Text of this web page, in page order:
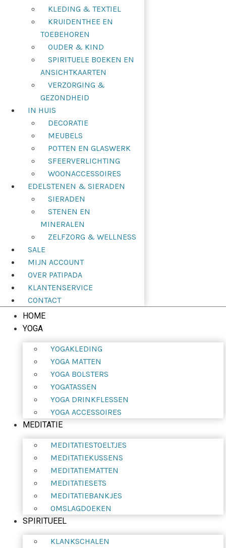
KLEDING & TEXTIEL
KRUIDENTHEE EN
TOEBEHOREN
OUDER & KIND
SPIRITUELE BOEKEN EN
ANSICHTKAARTEN
VERZORGING &
GEZONDHEID
IN HUIS
DECORATIE
MEUBELS
POTTEN EN GLASWERK
SFEERVERLICHTING
WOONACCESSOIRES
EDELSTENEN & SIERADEN
SIERADEN
STENEN EN
MINERALEN
ZELFZORG & WELLNESS
SALE
MIJN ACCOUNT
OVER PATIPADA
KLANTENSERVICE
CONTACT
HOME
YOGA
YOGAKLEDING
YOGA MATTEN
YOGA BOLSTERS
YOGATASSEN
YOGA DRINKFLESSEN
YOGA ACCESSOIRES
MEDITATIE
MEDITATIESTOELTJES
MEDITATIEKUSSENS
MEDITATIEMATTEN
MEDITATIESETS
MEDITATIEBANKJES
OMSLAGDOEKEN
SPIRITUEEL
KLANKSCHALEN